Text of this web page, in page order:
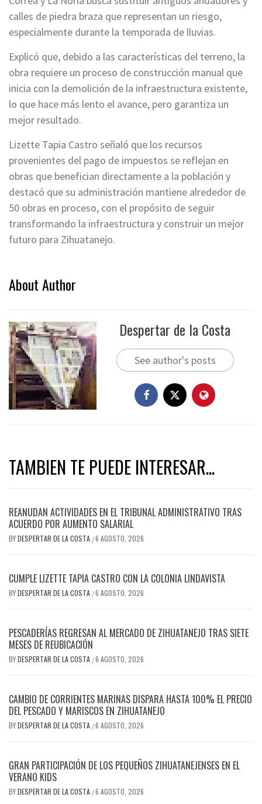
calles de piedra braza que representan un riesgo,
especialmente durante la temporada de lluvias.
Explicó que, debido a las características del terreno, la
obra requiere un proceso de construcción manual que
inicia con la demolición de la infraestructura existente,
lo que hace más lento el avance, pero garantiza un
mejor resultado.
Lizette Tapia Castro señaló que los recursos
provenientes del pago de impuestos se reflejan en
obras que benefician directamente a la población y
destacó que su administración mantiene alrededor de
50 obras en proceso, con el propósito de seguir
transformando la infraestructura y construir un mejor
futuro para Zihuatanejo.
About Author
Despertar de la Costa
See author's posts
TAMBIEN TE PUEDE INTERESAR...
REANUDAN ACTIVIDADES EN EL TRIBUNAL ADMINISTRATIVO TRAS
ACUERDO POR AUMENTO SALARIAL
BYDESPERTAR DE LA COSTA /6 AGOSTO, 2026
CUMPLE LIZETTE TAPIA CASTRO CON LA COLONIA LINDAVISTA
BYDESPERTAR DE LA COSTA /6 AGOSTO, 2026
PESCADERÍAS REGRESAN AL MERCADO DE ZIHUATANEJO TRAS SIETE
MESES DE REUBICACIÓN
BYDESPERTAR DE LA COSTA /6 AGOSTO, 2026
CAMBIO DE CORRIENTES MARINAS DISPARA HASTA 100% EL PRECIO
DEL PESCADO Y MARISCOS EN ZIHUATANEJO
BYDESPERTAR DE LA COSTA /6 AGOSTO, 2026
GRAN PARTICIPACIÓN DE LOS PEQUEÑOS ZIHUATANEJENSES EN EL
VERANO KIDS
BYDESPERTAR DE LA COSTA /6 AGOSTO, 2026